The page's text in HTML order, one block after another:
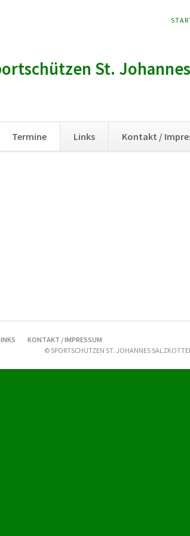
St.
Termine Links Kontakt /
KONTAKT / IMPRESSUM
© SPORTSCHÜTZEN ST. JOHANNES